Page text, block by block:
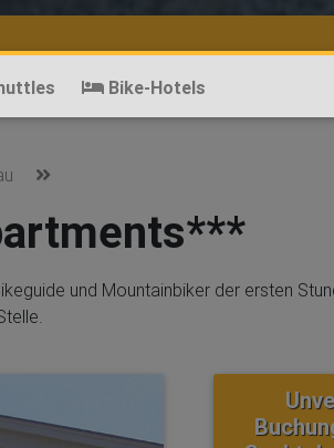
Bike-Hotels
und Mountainbiker der ersten